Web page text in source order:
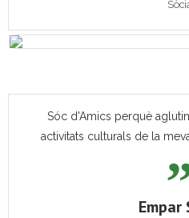
Sóc d'Amics perquè
activitats culturals de la
Empar